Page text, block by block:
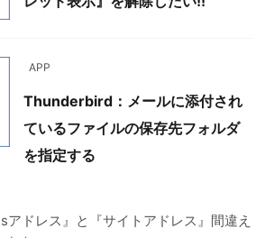
APP
Thunderbird：メールに添付され
ているファイルの保存先フォルダ
を指定する
アドレス』と『サイトアドレス』間違え